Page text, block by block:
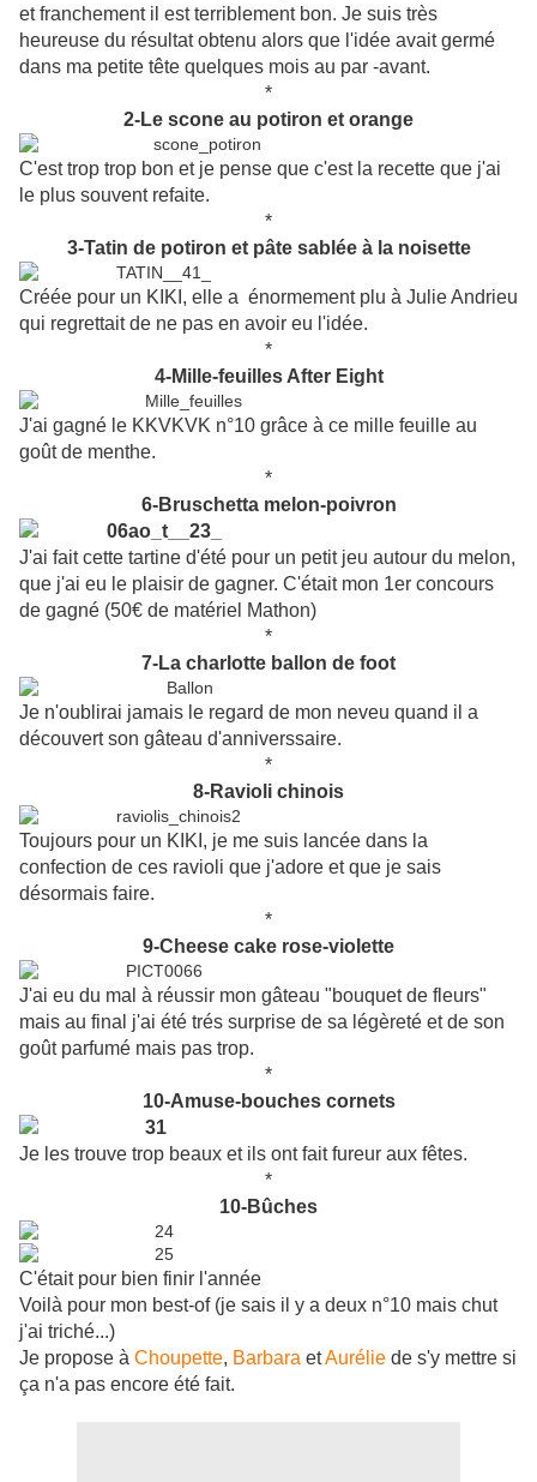
et franchement il est terriblement bon. Je suis très
heureuse du résultat obtenu alors que l'idée avait germé
dans ma petite tête quelques mois au par -avant.
*
2-Le scone au potiron et orange
C'est trop trop bon et je pense que c'est la recette que j'ai
le plus souvent refaite.
*
3-Tatin de potiron et pâte sablée à la noisette
Créée pour un KIKI, elle a énormement plu à Julie Andrieu
qui regrettait de ne pas en avoir eu l'idée.
*
4-Mille-feuilles After Eight
J'ai gagné le KKVKVK n°10 grâce à ce mille feuille au
goût de menthe.
*
6-Bruschetta melon-poivron
J'ai fait cette tartine d'été pour un petit jeu autour du melon,
que j'ai eu le plaisir de gagner. C'était mon 1er concours
de gagné (50€ de matériel Mathon)
*
7-La charlotte ballon de foot
Je n'oublirai jamais le regard de mon neveu quand il a
découvert son gâteau d'anniverssaire.
*
8-Ravioli chinois
Toujours pour un KIKI, je me suis lancée dans la
confection de ces ravioli que j'adore et que je sais
désormais faire.
*
9-Cheese cake rose-violette
J'ai eu du mal à réussir mon gâteau "bouquet de fleurs"
mais au final j'ai été trés surprise de sa légèreté et de son
goût parfumé mais pas trop.
*
10-Amuse-bouches cornets
Je les trouve trop beaux et ils ont fait fureur aux fêtes.
*
10-Bûches
C'était pour bien finir l'année
Voilà pour mon best-of (je sais il y a deux n°10 mais chut
j'ai triché...)
Je propose à Choupette, Barbara etAurélie de s'y mettre si
ça n'a pas encore été fait.